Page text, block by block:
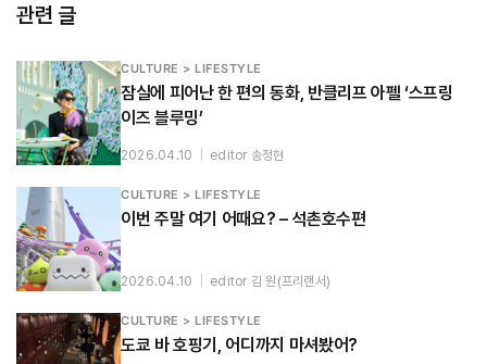
관련 글
CULTURE > LIFESTYLE
잠실에 피어난 한 편의 동화, 반클리프 아펠 ‘스프링
이즈 블루밍’
2026.04.10 editor 송정현
CULTURE > LIFESTYLE
이번 주말 여기 어때요? – 석촌호수편
2026.04.10 editor 김 원(프리랜서)
CULTURE > LIFESTYLE
도쿄 바 호핑기, 어디까지 마셔봤어?